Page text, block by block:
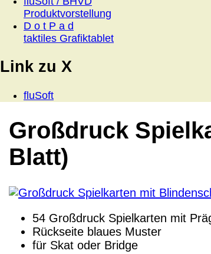
Produktvorstellung
D o t P a d
taktiles Grafiktablet
Link zu X
fluSoft
Großdruck
Blatt)
54 Großdruck Spielkarten mit
Rückseite blaues Muster
für Skat oder Bridge